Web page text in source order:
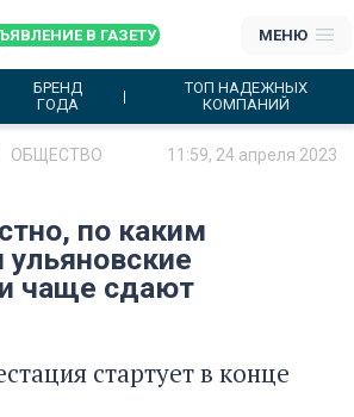
В ГАЗЕТУ МЕНЮ
БРЕНД
ГОДА
ТОП НАДЕЖНЫХ
КОМПАНИЙ
ОБЩЕСТВО 11:59, 24 апреля 2023
по каким
чаще сдают
стартует в конце